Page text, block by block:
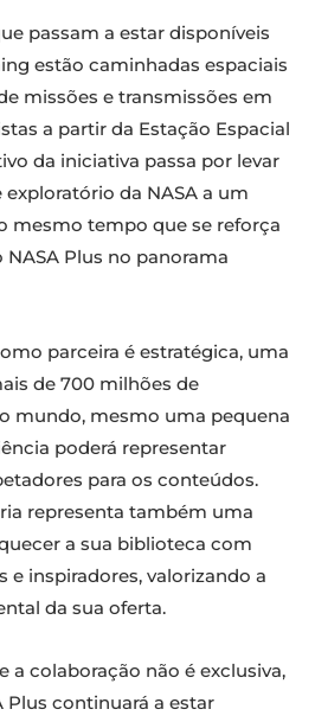
passam a estar disponíveis
estão caminhadas espaciais
missões e transmissões em
a partir da Estação Espacial
da iniciativa passa por levar
da NASA a um
mesmo tempo que se reforça
Plus no panorama
parceira é estratégica, uma
de 700 milhões de
mundo, mesmo uma pequena
poderá representar
para os conteúdos.
representa também uma
a sua biblioteca com
inspiradores, valorizando a
da sua oferta.
a colaboração não é exclusiva,
Plus continuará a estar